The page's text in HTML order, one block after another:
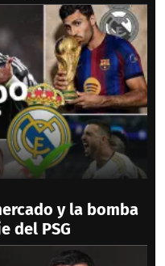
y la bomba
del PSG